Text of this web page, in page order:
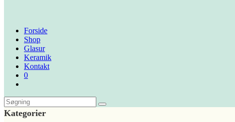
Forside
Shop
Glasur
Keramik
Kontakt
0
Kategorier